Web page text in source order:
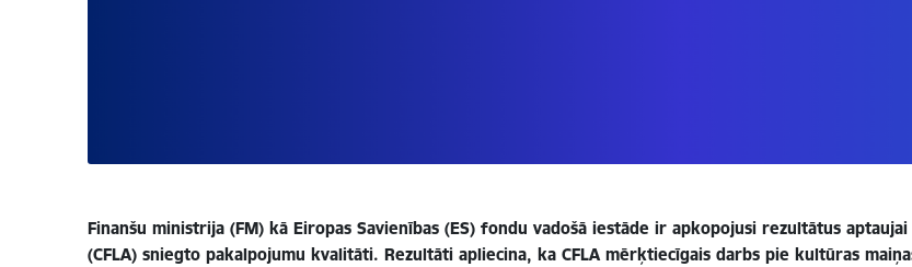
Finanšu ministrija (FM) kā Eiropas Savienības (ES) fondu vadošā iestāde ir apkopojusi rezultātus
(CFLA) sniegto pakalpojumu kvalitāti. Rezultāti apliecina, ka CFLA mērķtiecīgais darbs pie kultūras